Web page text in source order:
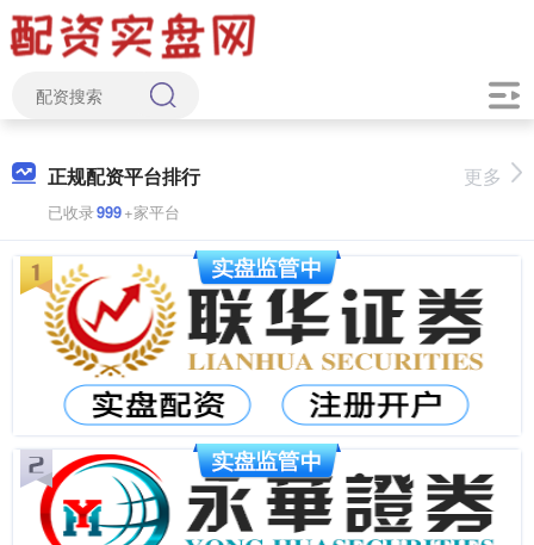
正规配资平台排行
已收录999+家平台
更多